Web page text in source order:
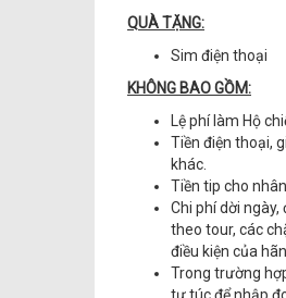
QUÀ TẶNG:
Sim điện thoại
KHÔNG BAO GỒM:
Lệ phí làm Hộ
Tiền điện thoại,
khác.
Tiền tip cho
Chi phí dời
theo tour, các
điều kiện của
Trong trường